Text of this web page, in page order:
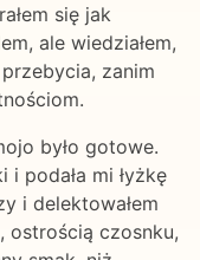
się jak
ale wiedziałem,
zanim
było gotowe.
i podała mi łyżkę
i delektowałem
ostrością czosnku,